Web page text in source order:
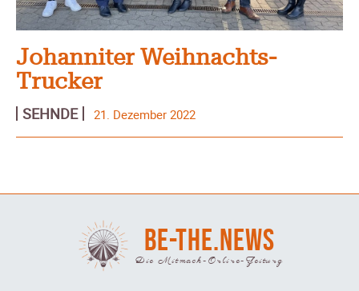
Johanniter Weihnachts-
Trucker
SEHNDE 21. Dezember 2022
BE-THE.NEWS
Die Mitmach-Online-Zeitung